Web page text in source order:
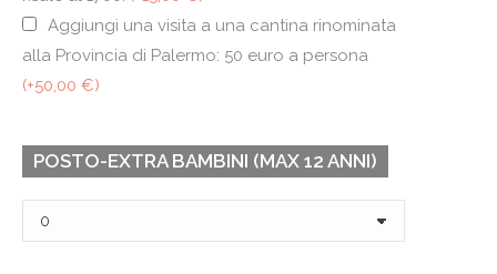
Aggiungi una visita a una cantina rinominata
alla Provincia di Palermo: 50 euro a persona
(+50,00 €)
POSTO-EXTRA BAMBINI (MAX 12 ANNI)